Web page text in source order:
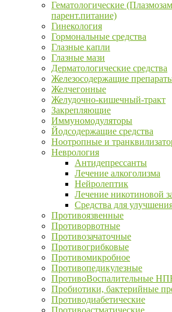
Гематологические
парент.питание)
Гинекология
Гормональные средства
Глазные капли
Глазные мази
Дерматологические средства
Железосодержащие
Желчегонные
Желудочно-кишечный-тракт
Закрепляющие
Иммуномодуляторы
Йодсодержащие средства
Ноотропные и
Неврология
Антидепрессанты
Лечение алкоголизма
Нейролептик
Лечение никотиновой
Средства для
Противоязвенные
Противорвотные
Противозачаточные
Противогрибковые
Противомикробное
Противопедикулезные
ПротивоВоспалительные
Пробиотики, бактерийные
Противодиабетические